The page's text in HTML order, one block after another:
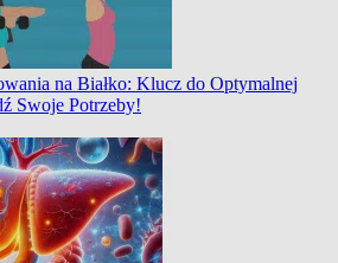
na Białko: Klucz do Optymalnej
Swoje Potrzeby!